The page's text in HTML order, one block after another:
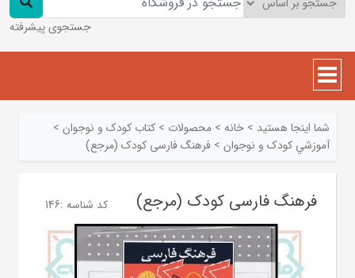
جستجوی پیشرفته
شما اینجا هستید > خانه > محصولات > کتاب کودک و نوجوان >
آموزشي کودک و نوجوان > فرهنگ فارسی کودک (مرجع)
فرهنگ فارسی کودک (مرجع) کد شناسه :146